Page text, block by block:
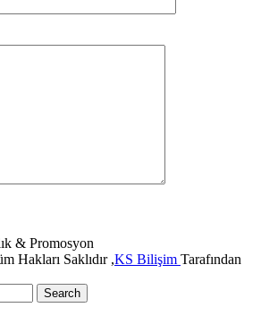
& Promosyon
Hakları Saklıdır ,KS Bilişim Tarafından
Search